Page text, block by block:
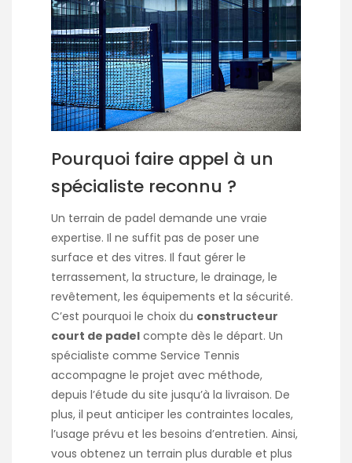
Pourquoi faire appel à un
spécialiste reconnu ?
Un terrain de padel demande une vraie
expertise. Il ne suffit pas de poser une
surface et des vitres. Il faut gérer le
terrassement, la structure, le drainage, le
revêtement, les équipements et la sécurité.
C’est pourquoi le choix du constructeur
court de padel compte dès le départ. Un
spécialiste comme Service Tennis
accompagne le projet avec méthode,
depuis l’étude du site jusqu’à la livraison. De
plus, il peut anticiper les contraintes locales,
l’usage prévu et les besoins d’entretien. Ainsi,
vous obtenez un terrain plus durable et plus